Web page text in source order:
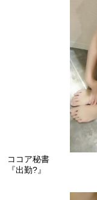
ココア秘書
『出勤?』